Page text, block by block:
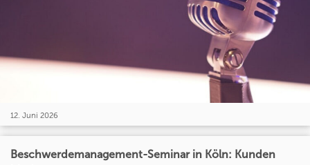
12. Juni 2026
Beschwerdemanagement-Seminar in Köln: Kunden